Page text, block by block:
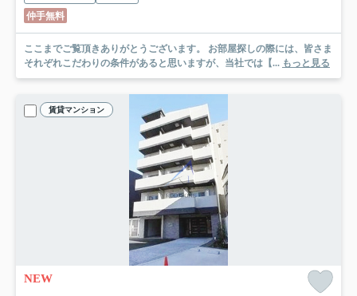
仲手無料
ここまでご覧頂きありがとうございます。 お部屋探しの際には、皆さま
それぞれこだわりの条件があると思いますが、当社では【... もっと見る
賃貸マンション
NEW